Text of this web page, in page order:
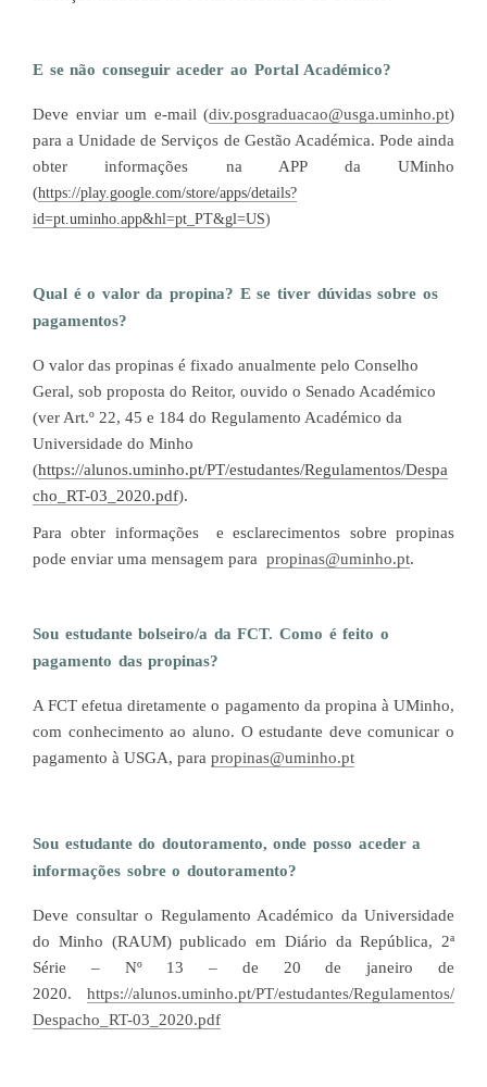
E se não conseguir aceder ao Portal Académico?
Deve enviar um e-mail (div.posgraduacao@usga.uminho.pt)
para a Unidade de Serviços de Gestão Académica. Pode ainda
obter informações na APP da UMinho
(https://play.google.com/store/apps/details?
id=pt.uminho.app&hl=pt_PT&gl=US)
Qual é o valor da propina? E se tiver dúvidas sobre os
pagamentos?
O valor das propinas é fixado anualmente pelo Conselho
Geral, sob proposta do Reitor, ouvido o Senado Académico
(ver Art.º 22, 45 e 184 do Regulamento Académico da
Universidade do Minho
(https://alunos.uminho.pt/PT/estudantes/Regulamentos/Despa
cho_RT-03_2020.pdf).
Para obter informações e esclarecimentos sobre propinas
pode enviar uma mensagem para propinas@uminho.pt.
Sou estudante bolseiro/a da FCT. Como é feito o
pagamento das propinas?
A FCT efetua diretamente o pagamento da propina à UMinho,
com conhecimento ao aluno. O estudante deve comunicar o
pagamento à USGA, para propinas@uminho.pt
Sou estudante do doutoramento, onde posso aceder a
informações sobre o doutoramento?
Deve consultar o Regulamento Académico da Universidade
do Minho (RAUM) publicado em Diário da República, 2ª
Série – Nº 13 – de 20 de janeiro de
2020. https://alunos.uminho.pt/PT/estudantes/Regulamentos/
Despacho_RT-03_2020.pdf